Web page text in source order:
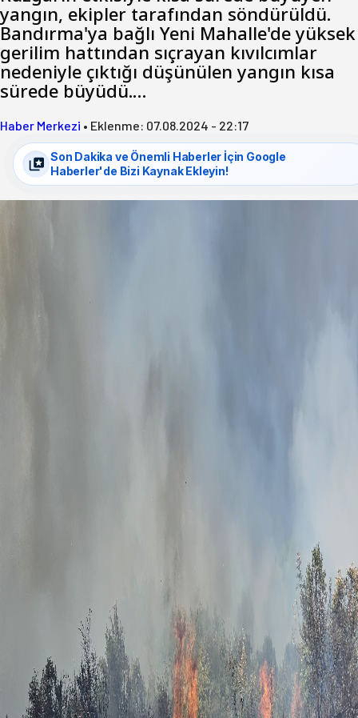
yangın, ekipler tarafından söndürüldü.
Bandırma'ya bağlı Yeni Mahalle'de yüksek
gerilim hattından sıçrayan kıvılcımlar
nedeniyle çıktığı düşünülen yangın kısa
sürede büyüdü.…
Haber Merkezi • Eklenme: 07.08.2024 - 22:17
Son Dakika ve Önemli Haberler İçin Google
Haberler'de Bizi Kaynak Ekleyin!